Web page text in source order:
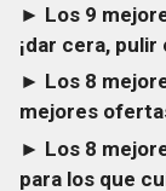
► Los 9
¡dar cera, pulir
► Los 8
mejores
► Los 8
para los que